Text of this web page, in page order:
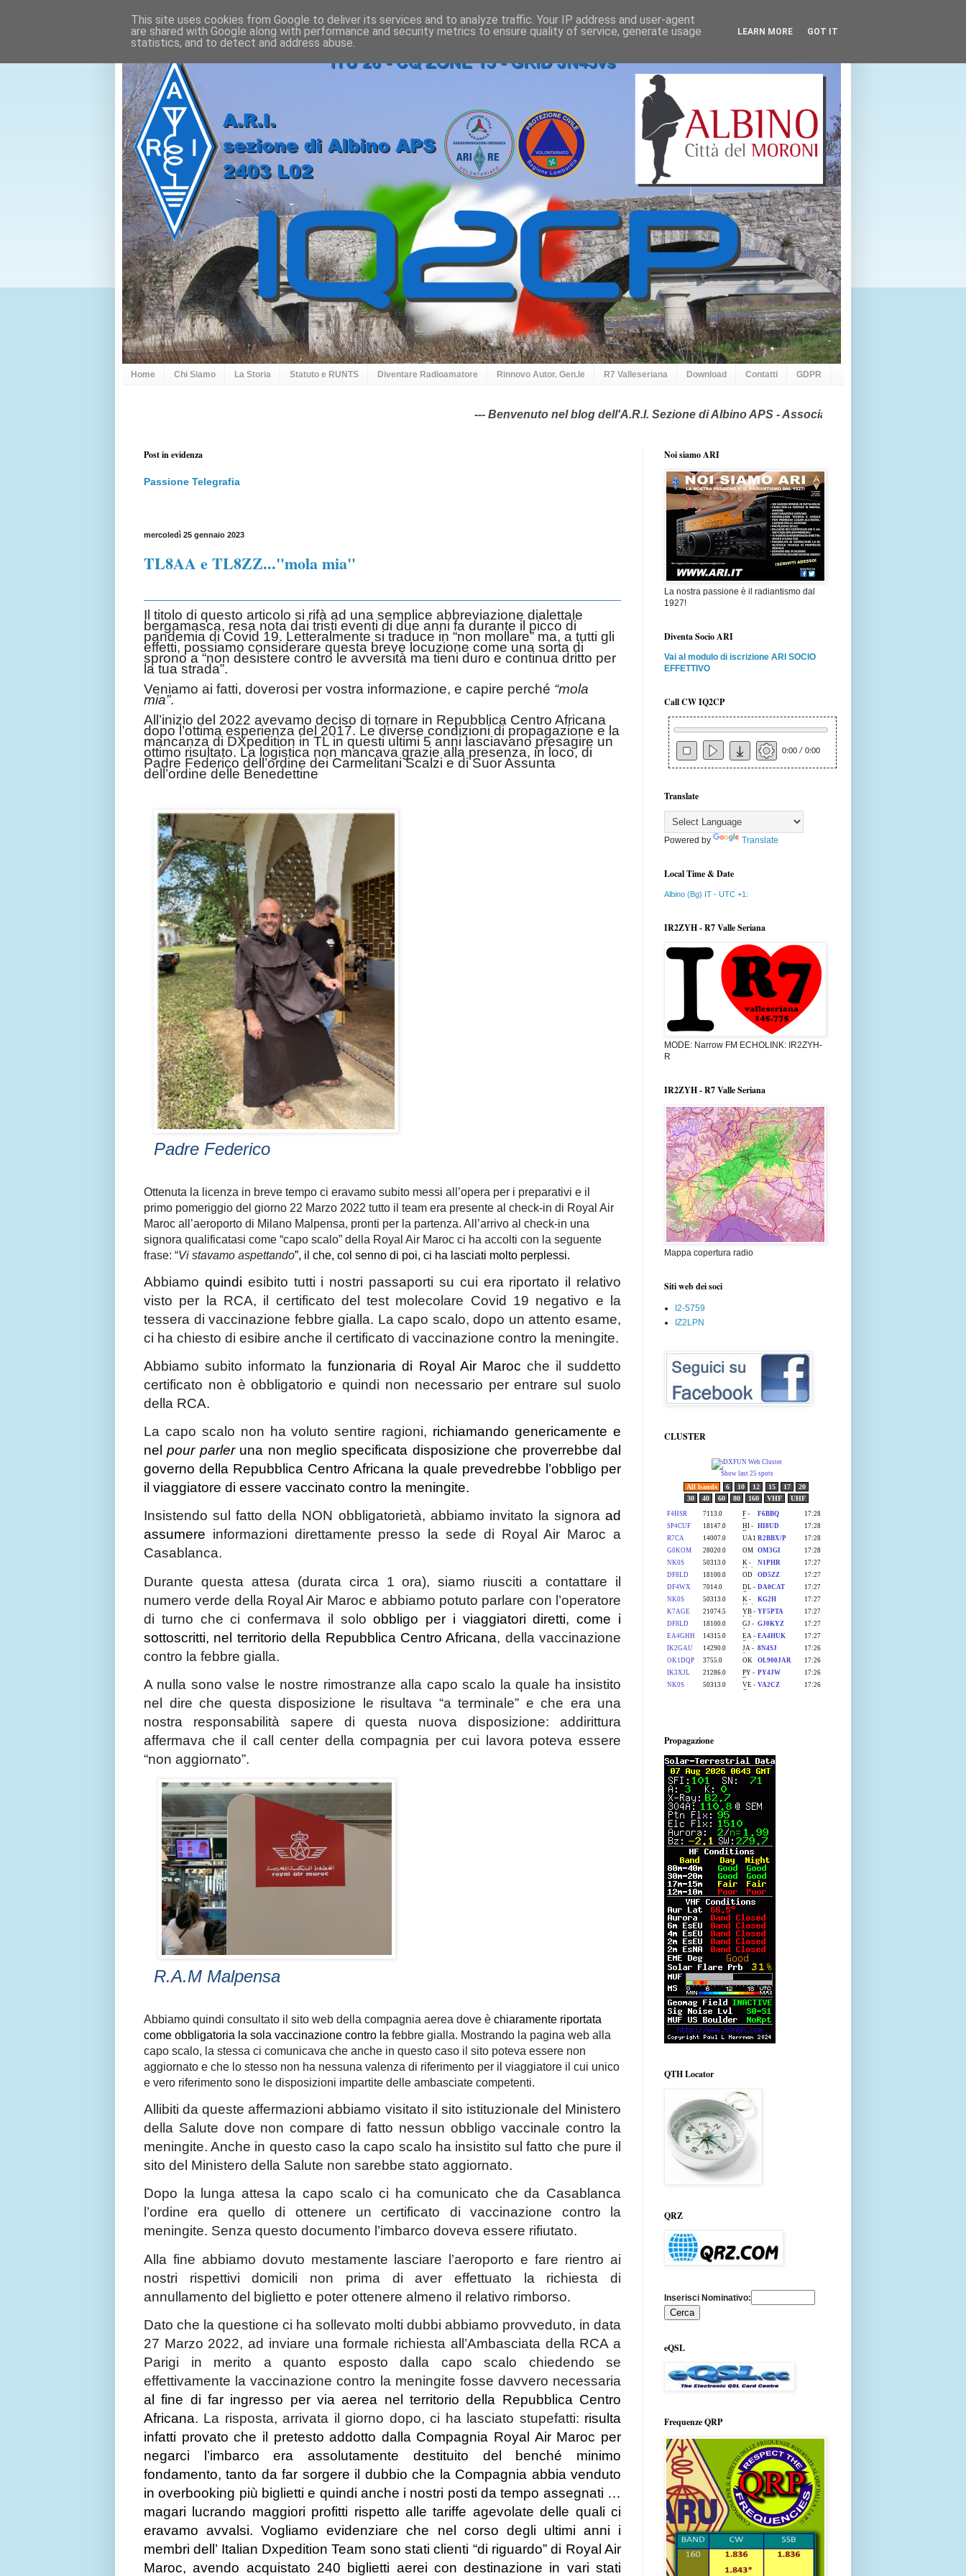
Home Chi Siamo La Storia Statuto e RUNTS Diventare Radioamatore Rinnovo Autor. Gen.le R7 Valleseriana Download Contatti GDPR
--- Benvenuto nel blog dell'A.R.I. Sezione di Albino APS - Associazione Radioamatori Italiani - 2403
Post in evidenza
Passione Telegrafia
mercoledì 25 gennaio 2023
TL8AA e TL8ZZ..."mola mia"
Il titolo di questo articolo si rifà ad una semplice abbreviazione dialettale
bergamasca, resa nota dai tristi eventi di due anni fa durante il picco di
pandemia di Covid 19. Letteralmente si traduce in “non mollare” ma, a tutti gli
effetti, possiamo considerare questa breve locuzione come una sorta di
sprono a “non desistere contro le avversità ma tieni duro e continua dritto per
la tua strada”.
Veniamo ai fatti, doverosi per vostra informazione, e capire perché “mola
mia”.
All’inizio del 2022 avevamo deciso di tornare in Repubblica Centro Africana
dopo l’ottima esperienza del 2017. Le diverse condizioni di propagazione e la
mancanza di DXpedition in TL in questi ultimi 5 anni lasciavano presagire un
ottimo risultato. La logistica non mancava grazie alla presenza, in loco, di
Padre Federico dell’ordine dei Carmelitani Scalzi e di Suor Assunta
dell’ordine delle Benedettine
Padre Federico
Ottenuta la licenza in breve tempo ci eravamo subito messi all’opera per i preparativi e il
primo pomeriggio del giorno 22 Marzo 2022 tutto il team era presente al check-in di Royal Air
Maroc all’aeroporto di Milano Malpensa, pronti per la partenza. All’arrivo al check-in una
signora qualificatasi come “capo scalo” della Royal Air Maroc ci ha accolti con la seguente
frase: “Vi stavamo aspettando”, il che, col senno di poi, ci ha lasciati molto perplessi.
Abbiamo quindi esibito tutti i nostri passaporti su cui era riportato il relativo
visto per la RCA, il certificato del test molecolare Covid 19 negativo e la
tessera di vaccinazione febbre gialla. La capo scalo, dopo un attento esame,
ci ha chiesto di esibire anche il certificato di vaccinazione contro la meningite.
Abbiamo subito informato lafunzionaria di Royal Air Maroc che il suddetto
certificato non è obbligatorio e quindi non necessario per entrare sul suolo
della RCA.
La capo scalo non ha voluto sentire ragioni, richiamando genericamente e
nelpour parleruna non meglio specificata disposizione che proverrebbe dal
governo della Repubblica Centro Africana la quale prevedrebbe l’obbligo per
il viaggiatore di essere vaccinato contro la meningite.
Insistendo sul fatto della NON obbligatorietà, abbiamo invitato la signora ad
assumere informazioni direttamente presso la sede di Royal Air Maroc a
Casablanca.
Durante questa attesa (durata circa 1 ora), siamo riusciti a contattare il
numero verde della Royal Air Maroc e abbiamo potuto parlare con l’operatore
di turno che ci confermava il soloobbligo per i viaggiatori diretti, come i
sottoscritti, nel territorio della Repubblica Centro Africana, della vaccinazione
contro la febbre gialla.
A nulla sono valse le nostre rimostranze alla capo scalo la quale ha insistito
nel dire che questa disposizione le risultava “a terminale” e che era una
nostra responsabilità sapere di questa nuova disposizione: addirittura
affermava che il call center della compagnia per cui lavora poteva essere
“non aggiornato”.
R.A.M Malpensa
Abbiamo quindi consultato il sito web della compagnia aerea dove è chiaramente riportata
come obbligatoria la sola vaccinazione contro la febbre gialla. Mostrando la pagina web alla
capo scalo, la stessa ci comunicava che anche in questo caso il sito poteva essere non
aggiornato e che lo stesso non ha nessuna valenza di riferimento per il viaggiatore il cui unico
e vero riferimento sono le disposizioni impartite delle ambasciate competenti.
Allibiti da queste affermazioni abbiamo visitato il sito istituzionale del Ministero
della Salute dove non compare di fatto nessun obbligo vaccinale contro la
meningite. Anche in questo caso la capo scalo ha insistito sul fatto che pure il
sito del Ministero della Salute non sarebbe stato aggiornato.
Dopo la lunga attesa la capo scalo ci ha comunicato che da Casablanca
l’ordine era quello di ottenere un certificato di vaccinazione contro la
meningite. Senza questo documento l’imbarco doveva essere rifiutato.
Alla fine abbiamo dovuto mestamente lasciare l’aeroporto e fare rientro ai
nostri rispettivi domicili non prima di aver effettuato la richiesta di
annullamento del biglietto e poter ottenere almeno il relativo rimborso.
Dato che la questione ci ha sollevato molti dubbi abbiamo provveduto, in data
27 Marzo 2022, ad inviare una formale richiesta all’Ambasciata della RCA a
Parigi in merito a quanto esposto dalla capo scalo chiedendo se
effettivamente la vaccinazione contro la meningite fosse davvero necessaria
al fine di far ingresso per via aerea nel territorio della Repubblica Centro
Africana. La risposta, arrivata il giorno dopo, ci ha lasciato stupefatti: risulta
infatti provato che il pretesto addotto dalla Compagnia Royal Air Maroc per
negarci l’imbarco era assolutamente destituito del benché minimo
fondamento, tanto da far sorgere il dubbio che la Compagnia abbia venduto
in overbooking più biglietti e quindi anche i nostri posti da tempo assegnati …
magari lucrando maggiori profitti rispetto alle tariffe agevolate delle quali ci
eravamo avvalsi. Vogliamo evidenziare che nel corso degli ultimi anni i
membri dell’ Italian Dxpedition Team sono stati clienti “di riguardo” di Royal Air
Maroc, avendo acquistato 240 biglietti aerei con destinazione in vari stati
Noi siamo ARI
La nostra passione è il radiantismo dal
1927!
Diventa Socio ARI
Vai al modulo di iscrizione ARI SOCIO
EFFETTIVO
Call CW IQ2CP
0:00 / 0:00
Translate
Powered by Translate
Local Time & Date
Albino (Bg) IT - UTC +1:
IR2ZYH - R7 Valle Seriana
MODE: Narrow FM ECHOLINK: IR2ZYH-
R
IR2ZYH - R7 Valle Seriana
Mappa copertura radio
Siti web dei soci
I2-5759
IZ2LPN
CLUSTER
Propagazione
QTH Locator
QRZ
Inserisci Nominativo:
eQSL
Frequenze QRP
This site uses cookies from Google to deliver its services and to analyze traffic. Your IP address and user-agent
are shared with Google along with performance and security metrics to ensure quality of service, generate usage
statistics, and to detect and address abuse.
LEARN MORE GOT IT